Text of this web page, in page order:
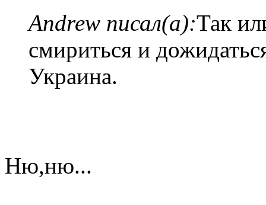
Andrew писал(а):Так
смириться и
Украина.
Ню,ню...